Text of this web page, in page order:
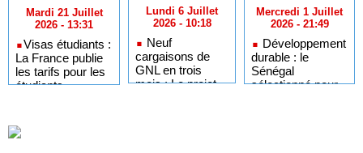
Mardi 21 Juillet
2026 - 13:31
​Visas étudiants :
La France publie
les tarifs pour les
étudiants
africains
Lundi 6 Juillet
2026 - 10:18
Neuf
cargaisons de
GNL en trois
mois : Le projet
Mercredi 1 Juillet
2026 - 21:49
Développement
durable : le
Sénégal
sélectionné pour